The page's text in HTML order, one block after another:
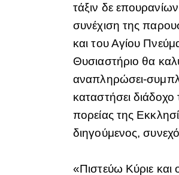
τάξιν δε
συνέχιση της
και του Αγίου
Θυσιαστήριο θα
αναπληρώσει-
καταστήσει
πορείας της
διηγούμενος,
«Πιστεύω Κύριε και